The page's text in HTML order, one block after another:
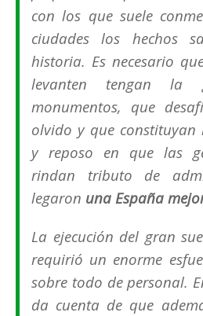
con los que suele
ciudades los hechos
historia. Es necesario
levanten tengan la
monumentos, que
olvido y que constituyan
y reposo en que las
rindan tributo de
legaron una España
La ejecución del gran
requirió un enorme
sobre todo de personal.
da cuenta de que